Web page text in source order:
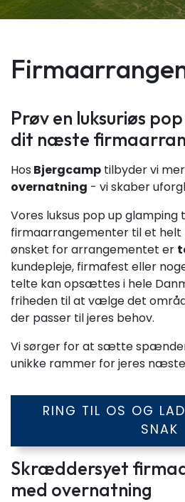
Prøv en luksuriøs
dit næste
Hos Bjergcamp tilbyder vi
overnatning - vi skaber
Vores luksus pop up glamping
firmaarrangementer til et helt
ønsket for arrangementet er
kundepleje, firmafest eller
telte kan opsættes i hele
friheden til at vælge det
der passer til jeres behov.
Vi sørger for at sætte
unikke rammer for jeres
RING TIL OS OG
SNAK
Skræddersyet
med overnatning